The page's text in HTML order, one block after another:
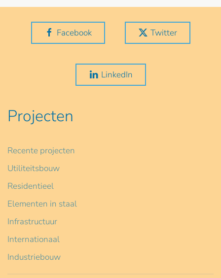
Facebook Twitter
LinkedIn
Projecten
Recente projecten
Utiliteitsbouw
Residentieel
Elementen in staal
Infrastructuur
Internationaal
Industriebouw